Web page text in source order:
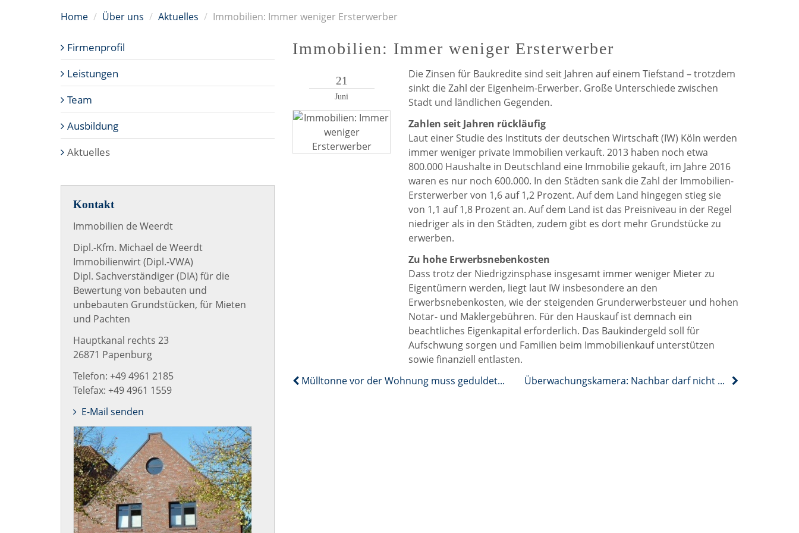
auf
Facebook
Twitter
Home Über uns Aktuelles Immobilien: Immer weniger Ersterwerber
Immobilien: Immer weniger Ersterwerber
21
Juni
Die Zinsen für Baukredite sind seit Jahren auf einem Tiefstand – trotzdem
sinkt die Zahl der Eigenheim-Erwerber. Große Unterschiede zwischen
Stadt und ländlichen Gegenden.
Zahlen seit Jahren rückläufig
Laut einer Studie des Instituts der deutschen Wirtschaft (IW) Köln werden
immer weniger private Immobilien verkauft. 2013 haben noch etwa
800.000 Haushalte in Deutschland eine Immobilie gekauft, im Jahre 2016
waren es nur noch 600.000. In den Städten sank die Zahl der Immobilien-
Ersterwerber von 1,6 auf 1,2 Prozent. Auf dem Land hingegen stieg sie
von 1,1 auf 1,8 Prozent an. Auf dem Land ist das Preisniveau in der Regel
niedriger als in den Städten, zudem gibt es dort mehr Grundstücke zu
erwerben.
Zu hohe Erwerbsnebenkosten
Dass trotz der Niedrigzinsphase insgesamt immer weniger Mieter zu
Eigentümern werden, liegt laut IW insbesondere an den
Erwerbsnebenkosten, wie der steigenden Grunderwerbsteuer und hohen
Notar- und Maklergebühren. Für den Hauskauf ist demnach ein
beachtliches Eigenkapital erforderlich. Das Baukindergeld soll für
Aufschwung sorgen und Familien beim Immobilienkauf unterstützen
sowie finanziell entlasten.
Mülltonne vor der Wohnung muss geduldet werden
Überwachungskamera: Nachbar darf nicht gefilmt werden
Firmenprofil
Leistungen
Team
Ausbildung
Aktuelles
Kontakt
Immobilien de Weerdt
Dipl.-Kfm. Michael de Weerdt
Immobilienwirt (Dipl.-VWA)
Dipl. Sachverständiger (DIA) für die
Bewertung von bebauten und
unbebauten Grundstücken, für Mieten
und Pachten
Hauptkanal rechts 23
26871 Papenburg
Telefon: +49 4961 2185
Telefax: +49 4961 1559
E-Mail senden